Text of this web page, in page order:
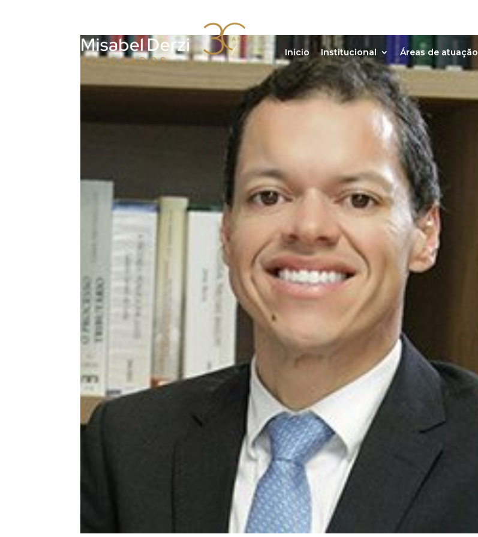
Início Institucional Áreas de atuação